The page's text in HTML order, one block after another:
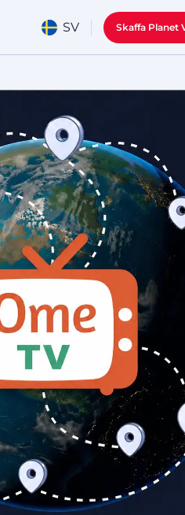
SV Skaffa Planet